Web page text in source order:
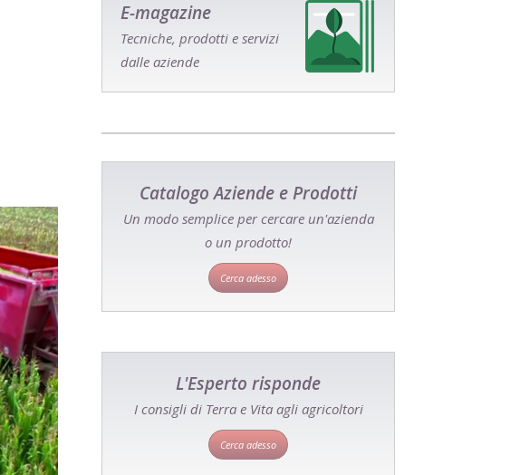
E-magazine
Tecniche, prodotti e servizi
dalle aziende
Catalogo Aziende e Prodotti
Un modo semplice per cercare un'azienda
o un prodotto!
Cerca adesso
L'Esperto risponde
I consigli di Terra e Vita agli agricoltori
Cerca adesso